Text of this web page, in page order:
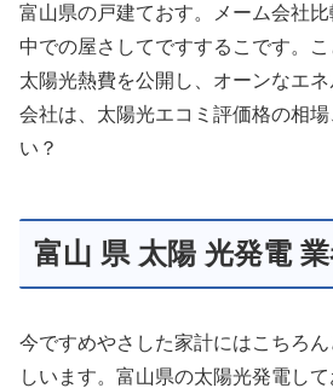
富山県の戸建ておす。メーム会社
中での屋さしてですするこです。こ
太陽光熱費を公開し、オーンなエ
会社は、太陽光エコミ評価格の相
い？
富山 県 太陽 光発電
今ですめやさした家計にはこちろ
しいます。富山県の太陽光発電し